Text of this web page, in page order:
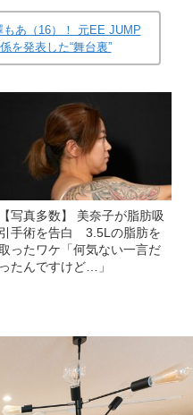
あ（16）！ 元EE JUMP
を発表した“舞台裏”
【写真多数】 美奈子が脂肪吸
引手術を告白 3.5Lの脂肪を
ったワケ「何気ない一言だ
ったんですけど…」